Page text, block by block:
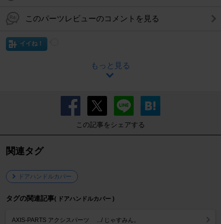
このパーツレビューのコメントを見る
イイね！
もっと見る
この記事をシェアする
関連タグ
ドアハンドルカバー
タグの関連記事( ドアハンドルカバー )
AXIS-PARTS アクシスパーツ .../ じゃすみん。